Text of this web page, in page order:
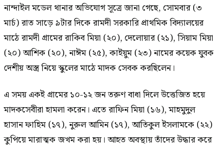
নান্দাইল মডেল থানার অভিযোগ সূত্রে জানা গেছে, সোমবার (৩
মার্চ) রাত সাড়ে ৯টার দিকে রামদী সরকারি প্রাথমিক বিদ্যালয়ের
মাঠে রামদী গ্রামের রাকিব মিয়া (২০), দেলোয়ার (২১), সিয়াম মিয়া
(২০) আশিক (২০), নাঈম (২৫), কাইয়ুম (২৩) নামের কয়েক যুবক
দেশীয় অস্ত্র নিয়ে স্কুলের মাঠে মাদক সেবক করছিলেন।
এ সময় একই গ্রামের ১০-১২ জন তরুণ বাধা দিলে উত্তেজিত হয়ে
মাদকসেবীরা হামলা করেন। এতে রাফিন মিয়া (১৬), মাহমুদুল
হাসান ফাহিম (১৭), নুরুল আমিন (১৭), আতিকুল ইসলামকে (২২)
কুপিয়ে মারাত্মক জখম করা হয়। আহত অবস্থায় তাঁদের উদ্ধার করে